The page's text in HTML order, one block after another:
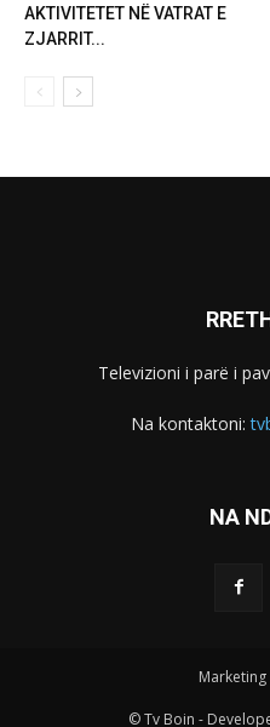
AKTIVITETET NË VATRAT E
ZJARRIT...
Televizioni i parë i
Na kontaktoni:
NA
Marketing
© Tv Boin -